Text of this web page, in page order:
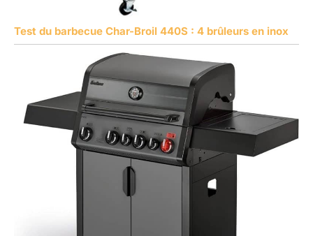
Test du barbecue Char-Broil 440S : 4 brûleurs en inox